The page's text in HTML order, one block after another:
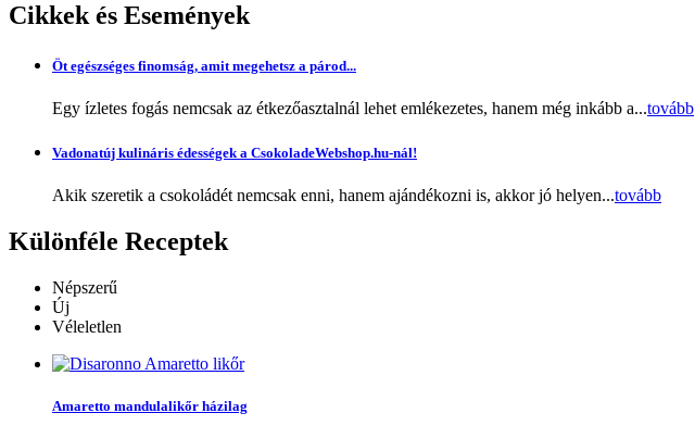
Cikkekés Események
Öt egészséges finomság, amit megehetsz a párod...
Egy ízletes fogás nemcsak az étkezőasztalnál lehet emlékezetes, hanem még inkább a...tovább
Vadonatúj kulináris édességek a CsokoladeWebshop.hu-nál!
Akik szeretik a csokoládét nemcsak enni, hanem ajándékozni is, akkor jó helyen...tovább
Különféle Receptek
Népszerű
Új
Véleletlen
Amaretto mandulalikőr házilag